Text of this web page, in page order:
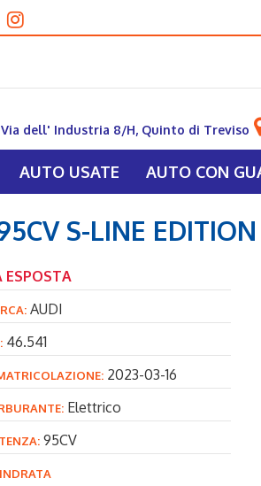
Via dell' Industria 8/H, Quinto di Treviso
AUTO USATE AUTO CON
S-LINE
ESPOSTA
AUDI
46.541
2023-03-16
Elettrico
95CV